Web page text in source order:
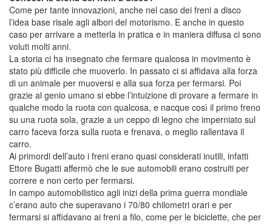
Come per tante innovazioni, anche nel caso dei freni a disco
l’idea base risale agli albori del motorismo. E anche in questo
caso per arrivare a metterla in pratica e in maniera diffusa ci sono
voluti molti anni.
La storia ci ha insegnato che fermare qualcosa in movimento è
stato più difficile che muoverlo. In passato ci si affidava alla forza
di un animale per muoversi e alla sua forza per fermarsi. Poi
grazie al genio umano si ebbe l’intuizione di provare a fermare in
qualche modo la ruota con qualcosa, e nacque così il primo freno
su una ruota sola, grazie a un ceppo di legno che imperniato sul
carro faceva forza sulla ruota e frenava, o meglio rallentava il
carro.
Ai primordi dell’auto i freni erano quasi considerati inutili, infatti
Ettore Bugatti affermò che le sue automobili erano costruiti per
correre e non certo per fermarsi.
In campo automobilistico agli inizi della prima guerra mondiale
c’erano auto che superavano i 70/80 chilometri orari e per
fermarsi si affidavano ai freni a filo, come per le biciclette, che per